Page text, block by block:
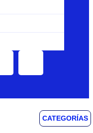
CATEGORÍAS